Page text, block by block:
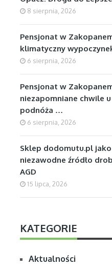
8 sierpnia, 2026
Pensjonat w
klimatyczny
6 sierpnia, 2026
Pensjonat w
niezapomniane chwile u
podnóża …
6 sierpnia, 2026
Sklep dodomutu.pl jako
niezawodne źródło
AGD
15 lipca, 2026
KATEGORIE
Aktualności